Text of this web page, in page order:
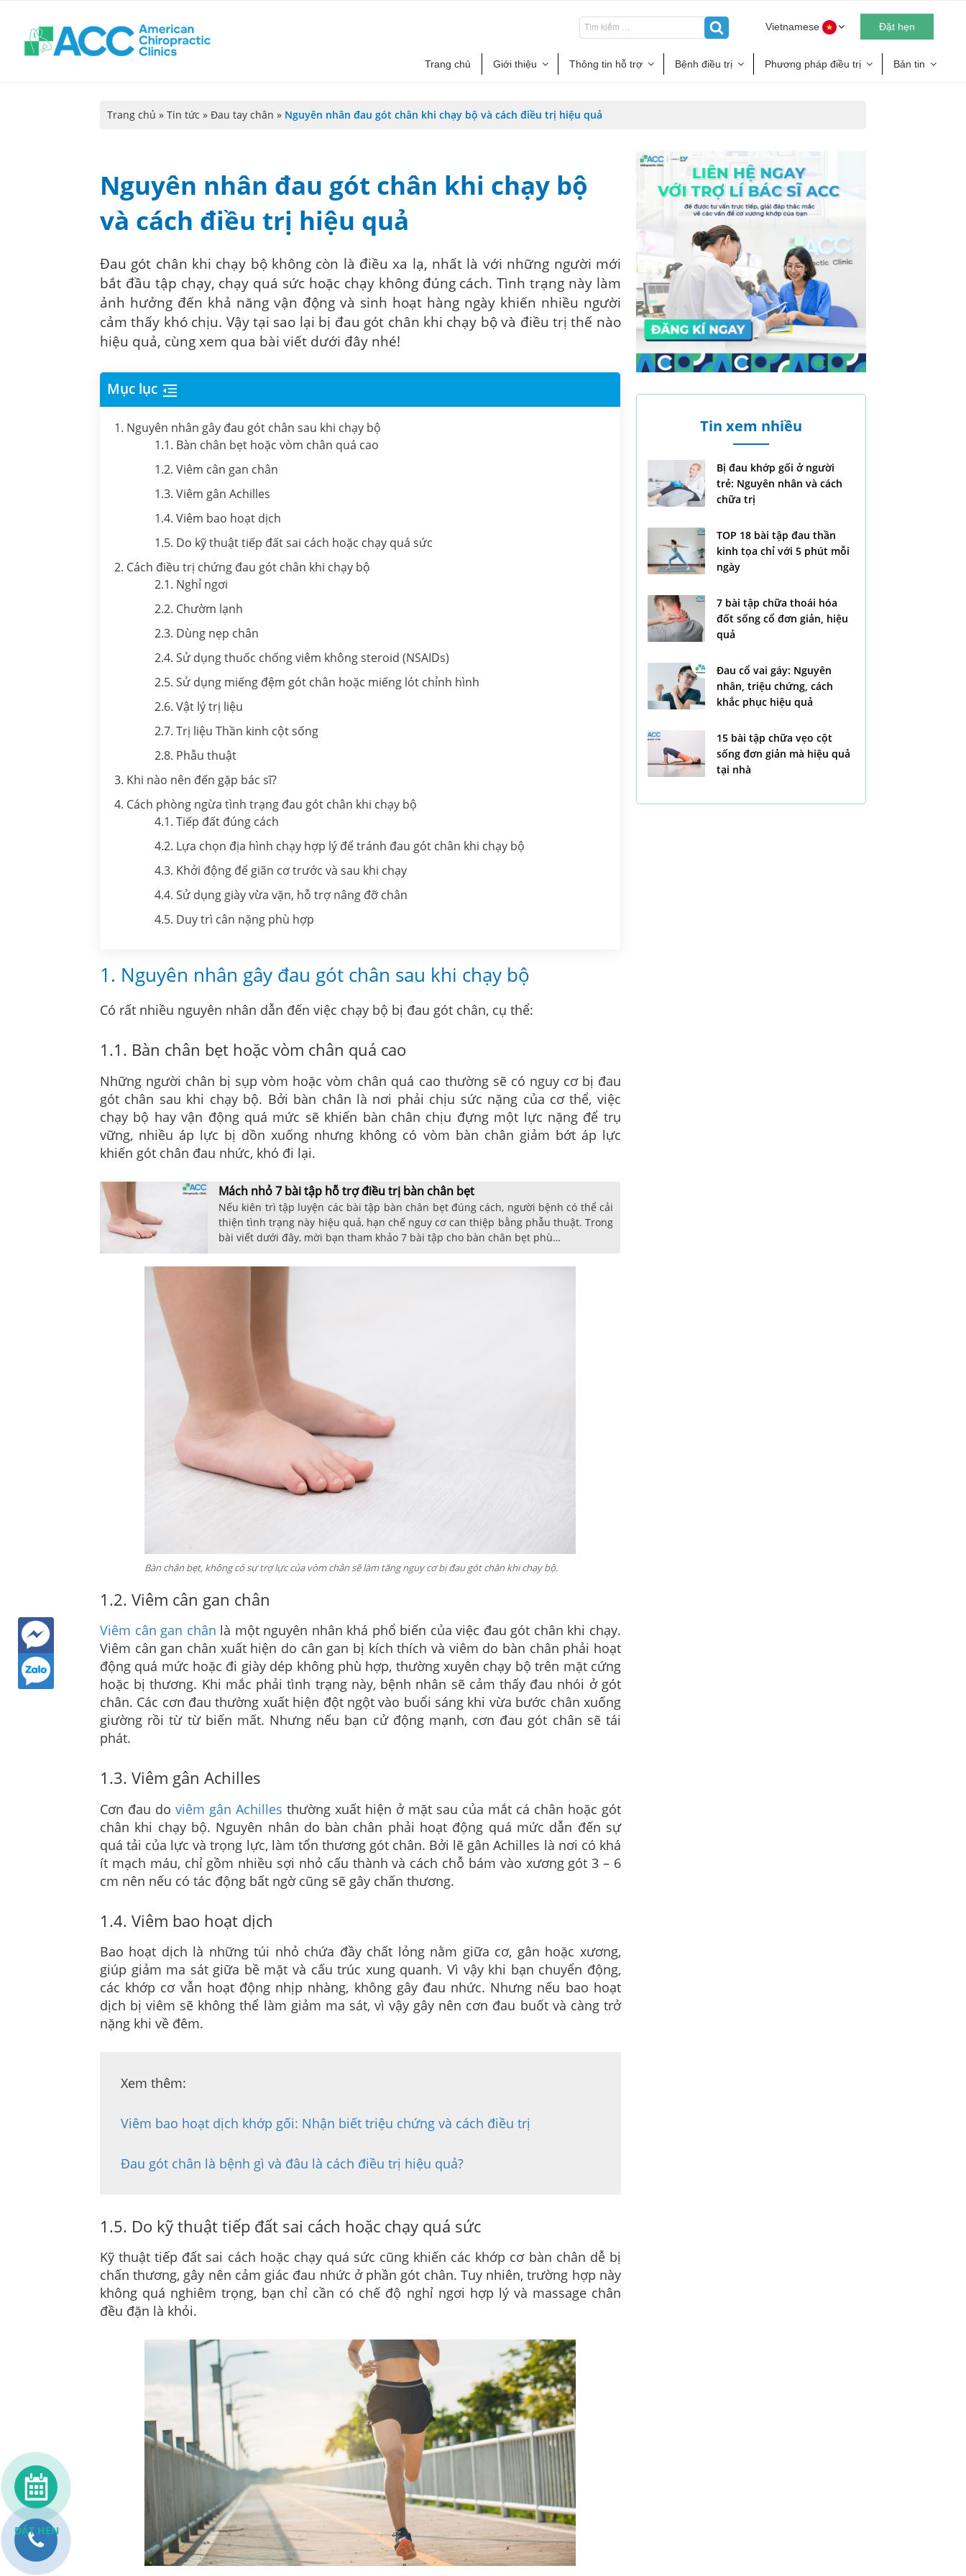
Vietnamese Đặt hẹn
Trang chủ Giới thiệu Thông tin hỗ trợ Bệnh điều trị Phương pháp điều trị Bản tin
Trang chủ » Tin tức » Đau tay chân » Nguyên nhân đau gót chân khi chạy bộ và cách điều trị hiệu quả
Nguyên nhân đau gót chân khi chạy bộ
và cách điều trị hiệu quả
Đau gót chân khi chạy bộ không còn là điều xa lạ, nhất là với những người mới
bắt đầu tập chạy, chạy quá sức hoặc chạy không đúng cách. Tình trạng này làm
ảnh hưởng đến khả năng vận động và sinh hoạt hàng ngày khiến nhiều người
cảm thấy khó chịu. Vậy tại sao lại bị đau gót chân khi chạy bộ và điều trị thế nào
hiệu quả, cùng xem qua bài viết dưới đây nhé!
Mục lục
1. Nguyên nhân gây đau gót chân sau khi chạy bộ
1.1. Bàn chân bẹt hoặc vòm chân quá cao
1.2. Viêm cân gan chân
1.3. Viêm gân Achilles
1.4. Viêm bao hoạt dịch
1.5. Do kỹ thuật tiếp đất sai cách hoặc chạy quá sức
2. Cách điều trị chứng đau gót chân khi chạy bộ
2.1. Nghỉ ngơi
2.2. Chườm lạnh
2.3. Dùng nẹp chân
2.4. Sử dụng thuốc chống viêm không steroid (NSAIDs)
2.5. Sử dụng miếng đệm gót chân hoặc miếng lót chỉnh hình
2.6. Vật lý trị liệu
2.7. Trị liệu Thần kinh cột sống
2.8. Phẫu thuật
3. Khi nào nên đến gặp bác sĩ?
4. Cách phòng ngừa tình trạng đau gót chân khi chạy bộ
4.1. Tiếp đất đúng cách
4.2. Lựa chọn địa hình chạy hợp lý để tránh đau gót chân khi chạy bộ
4.3. Khởi động để giãn cơ trước và sau khi chạy
4.4. Sử dụng giày vừa vặn, hỗ trợ nâng đỡ chân
4.5. Duy trì cân nặng phù hợp
1. Nguyên nhân gây đau gót chân sau khi chạy bộ
Có rất nhiều nguyên nhân dẫn đến việc chạy bộ bị đau gót chân, cụ thể:
1.1. Bàn chân bẹt hoặc vòm chân quá cao
Những người chân bị sụp vòm hoặc vòm chân quá cao thường sẽ có nguy cơ bị đau
gót chân sau khi chạy bộ. Bởi bàn chân là nơi phải chịu sức nặng của cơ thể, việc
chạy bộ hay vận động quá mức sẽ khiến bàn chân chịu đựng một lực nặng để trụ
vững, nhiều áp lực bị dồn xuống nhưng không có vòm bàn chân giảm bớt áp lực
khiến gót chân đau nhức, khó đi lại.
Mách nhỏ 7 bài tập hỗ trợ điều trị bàn chân bẹt
Nếu kiên trì tập luyện các bài tập bàn chân bẹt đúng cách, người bệnh có thể cải
thiện tình trạng này hiệu quả, hạn chế nguy cơ can thiệp bằng phẫu thuật. Trong
bài viết dưới đây, mời bạn tham khảo 7 bài tập cho bàn chân bẹt phù…
Bàn chân bẹt, không có sự trợ lực của vòm chân sẽ làm tăng nguy cơ bị đau gót chân khi chạy bộ.
1.2. Viêm cân gan chân
Viêm cân gan chân là một nguyên nhân khá phổ biến của việc đau gót chân khi chạy.
Viêm cân gan chân xuất hiện do cân gan bị kích thích và viêm do bàn chân phải hoạt
động quá mức hoặc đi giày dép không phù hợp, thường xuyên chạy bộ trên mặt cứng
hoặc bị thương. Khi mắc phải tình trạng này, bệnh nhân sẽ cảm thấy đau nhói ở gót
chân. Các cơn đau thường xuất hiện đột ngột vào buổi sáng khi vừa bước chân xuống
giường rồi từ từ biến mất. Nhưng nếu bạn cử động mạnh, cơn đau gót chân sẽ tái
phát.
1.3. Viêm gân Achilles
Cơn đau do viêm gân Achilles thường xuất hiện ở mặt sau của mắt cá chân hoặc gót
chân khi chạy bộ. Nguyên nhân do bàn chân phải hoạt động quá mức dẫn đến sự
quá tải của lực và trọng lực, làm tổn thương gót chân. Bởi lẽ gân Achilles là nơi có khá
ít mạch máu, chỉ gồm nhiều sợi nhỏ cấu thành và cách chỗ bám vào xương gót 3 – 6
cm nên nếu có tác động bất ngờ cũng sẽ gây chấn thương.
1.4. Viêm bao hoạt dịch
Bao hoạt dịch là những túi nhỏ chứa đầy chất lỏng nằm giữa cơ, gân hoặc xương,
giúp giảm ma sát giữa bề mặt và cấu trúc xung quanh. Vì vậy khi bạn chuyển động,
các khớp cơ vẫn hoạt động nhịp nhàng, không gây đau nhức. Nhưng nếu bao hoạt
dịch bị viêm sẽ không thể làm giảm ma sát, vì vậy gây nên cơn đau buốt và càng trở
nặng khi về đêm.
Xem thêm:
Viêm bao hoạt dịch khớp gối: Nhận biết triệu chứng và cách điều trị
Đau gót chân là bệnh gì và đâu là cách điều trị hiệu quả?
1.5. Do kỹ thuật tiếp đất sai cách hoặc chạy quá sức
Kỹ thuật tiếp đất sai cách hoặc chạy quá sức cũng khiến các khớp cơ bàn chân dễ bị
chấn thương, gây nên cảm giác đau nhức ở phần gót chân. Tuy nhiên, trường hợp này
không quá nghiêm trọng, bạn chỉ cần có chế độ nghỉ ngơi hợp lý và massage chân
đều đặn là khỏi.
Tin xem nhiều
Bị đau khớp gối ở người
trẻ: Nguyên nhân và cách
chữa trị
TOP 18 bài tập đau thần
kinh tọa chỉ với 5 phút mỗi
ngày
7 bài tập chữa thoái hóa
đốt sống cổ đơn giản, hiệu
quả
Đau cổ vai gáy: Nguyên
nhân, triệu chứng, cách
khắc phục hiệu quả
15 bài tập chữa vẹo cột
sống đơn giản mà hiệu quả
tại nhà
ĐẶT HẸN